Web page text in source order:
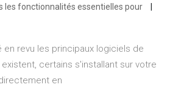
les fonctionnalités essentielles pour
en revu les principaux logiciels de
certains s'installant sur votre
en